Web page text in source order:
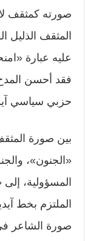
صورته كمثقف
المثقف
عليه عبارة
فقد أحسن
حزبي سياسي
بين صورة
«الجنون»،
المسؤولية،
الملتزم بخط
صورة الشاعر